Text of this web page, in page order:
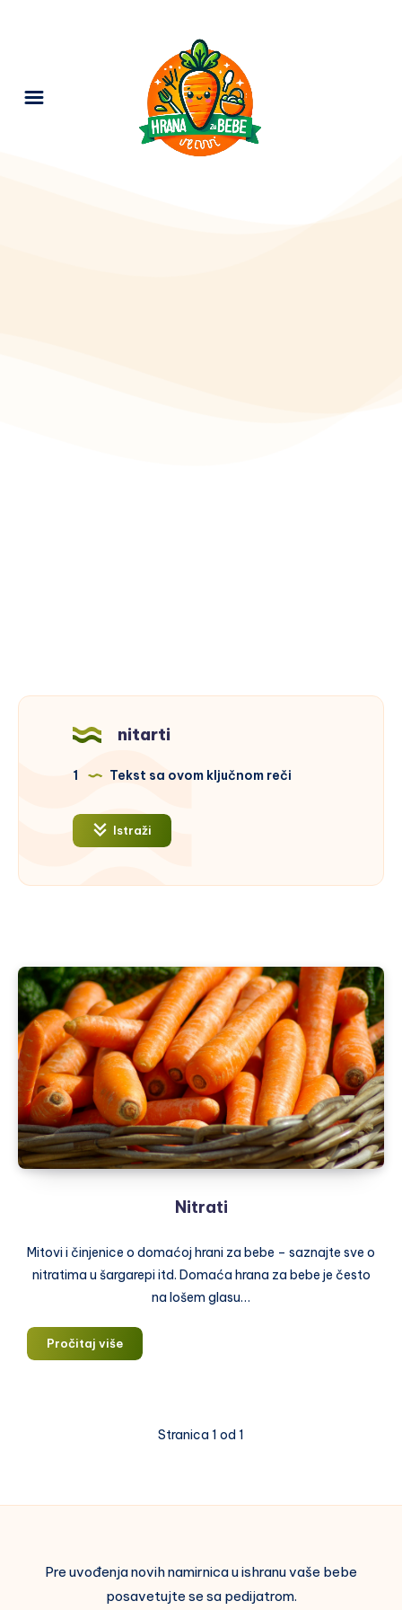
nitarti
1 Tekst sa ovom ključnom reči
Istraži
Nitrati
Mitovi i činjenice o domaćoj hrani za bebe – saznajte sve o
nitratima u šargarepi itd. Domaća hrana za bebe je često
na lošem glasu…
Pročitaj višeNitrati
Stranica 1 od 1
Pre uvođenja novih namirnica u ishranu vaše bebe
posavetujte se sa pedijatrom.